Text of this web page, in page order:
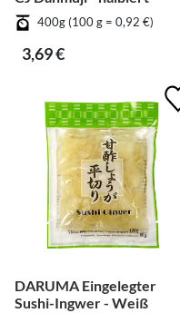
400g (100 g = 0,92 €)
3,69 €
DARUMA Eingelegter
Sushi-Ingwer - Weiß